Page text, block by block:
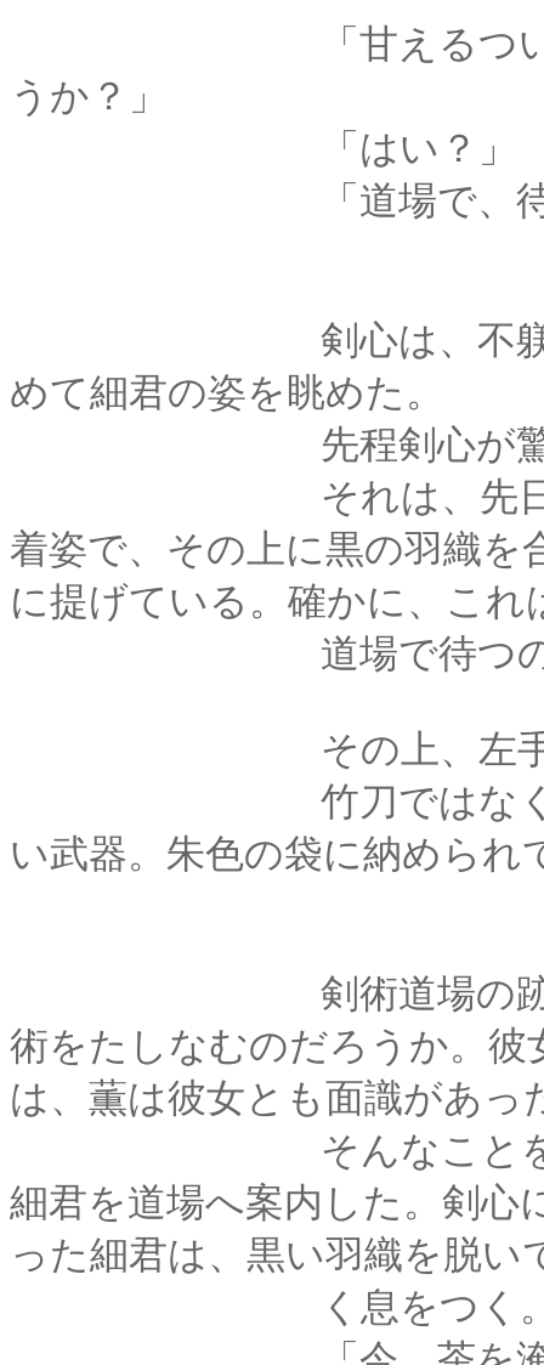
「甘えるついでに、
うか？」
「はい？」
「道場で、待たせ
剣心は、不躾になら
めて細君の姿を眺めた。
先程剣心が驚いた
それは、先日の着物
着姿で、その上に黒の羽織を
に提げている。確かに、これ
道場で待つのが相
その上、左手には
竹刀ではなく、彼女
い武器。朱色の袋に納めら
剣術道場の跡取りの
術をたしなむのだろうか。
は、薫は彼女とも面識があっ
そんなことを考えつ
細君を道場へ案内した。剣心
った細君は、黒い羽織を脱い
く息をつく